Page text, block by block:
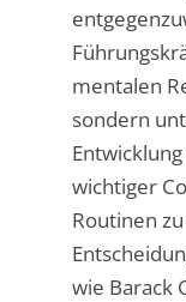
mentalen
sondern
wichtiger
Routinen
wie Barack